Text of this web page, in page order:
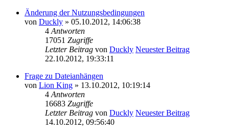
Änderung der Nutzungsbedingungen
von Duckly » 05.10.2012, 14:06:38
4 Antworten
17051 Zugriffe
Letzter Beitrag von Duckly Neuester Beitrag
22.10.2012, 19:33:11
Frage zu Dateianhängen
von Lion King » 13.10.2012, 10:19:14
4 Antworten
16683 Zugriffe
Letzter Beitrag von Duckly Neuester Beitrag
14.10.2012, 09:56:40